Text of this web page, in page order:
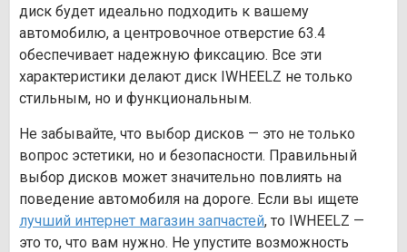
диск будет идеально подходить к вашему
автомобилю, а центровочное отверстие 63.4
обеспечивает надежную фиксацию. Все эти
характеристики делают диск IWHEELZ не только
стильным, но и функциональным.
Не забывайте, что выбор дисков — это не только
вопрос эстетики, но и безопасности. Правильный
выбор дисков может значительно повлиять на
поведение автомобиля на дороге. Если вы ищете
лучший интернет магазин запчастей, то IWHEELZ —
это то, что вам нужно. Не упустите возможность